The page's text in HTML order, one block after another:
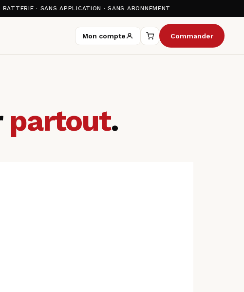
BATTERIE · SANS APPLICATION · SANS ABONNEMENT
Mon compte Commander
partout.